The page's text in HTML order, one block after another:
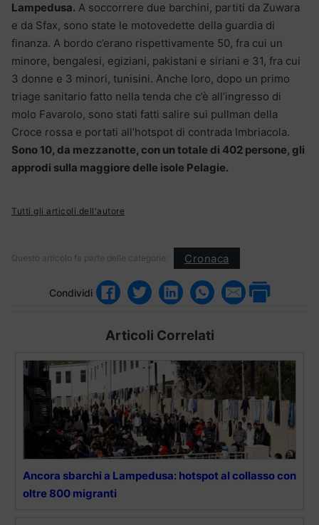
Lampedusa. A soccorrere due barchini, partiti da Zuwara
e da Sfax, sono state le motovedette della guardia di
finanza. A bordo c’erano rispettivamente 50, fra cui un
minore, bengalesi, egiziani, pakistani e siriani e 31, fra cui
3 donne e 3 minori, tunisini. Anche loro, dopo un primo
triage sanitario fatto nella tenda che c’è all’ingresso di
molo Favarolo, sono stati fatti salire sui pullman della
Croce rossa e portati all’hotspot di contrada Imbriacola.
Sono 10, da mezzanotte, con un totale di 402 persone, gli
approdi sulla maggiore delle isole Pelagie.
Tutti gli articoli dell'autore
Questo articolo fa parte delle categorie: Cronaca
Condividi
Articoli Correlati
Ancora sbarchi a Lampedusa: hotspot al collasso con
oltre 800 migranti